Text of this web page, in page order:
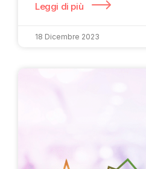
Leggi di più
18 Dicembre 2023